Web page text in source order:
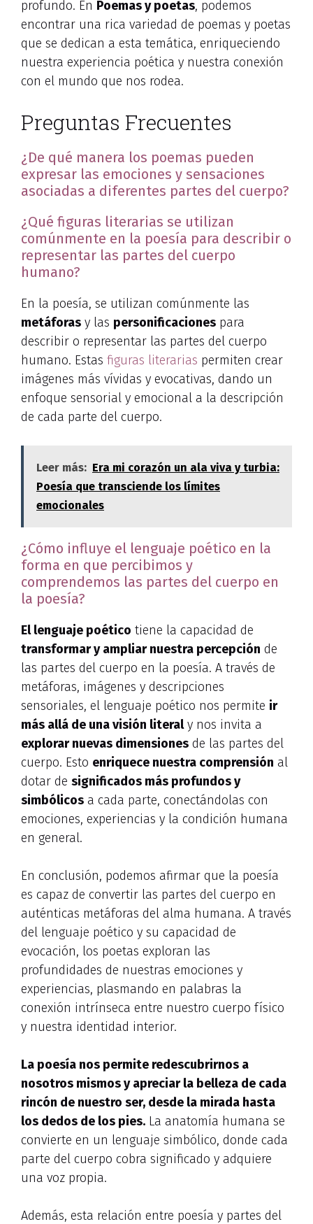
profundo. En Poemas y poetas, podemos
encontrar una rica variedad de poemas y poetas
que se dedican a esta temática, enriqueciendo
nuestra experiencia poética y nuestra conexión
con el mundo que nos rodea.
Preguntas Frecuentes
¿De qué manera los poemas pueden
expresar las emociones y sensaciones
asociadas a diferentes partes del cuerpo?
¿Qué figuras literarias se utilizan
comúnmente en la poesía para describir o
representar las partes del cuerpo
humano?
En la poesía, se utilizan comúnmente las
metáforas y las personificaciones para
describir o representar las partes del cuerpo
humano. Estas figuras literarias permiten crear
imágenes más vívidas y evocativas, dando un
enfoque sensorial y emocional a la descripción
de cada parte del cuerpo.
Leer más: Era mi corazón un ala viva y turbia:
Poesía que transciende los límites
emocionales
¿Cómo influye el lenguaje poético en la
forma en que percibimos y
comprendemos las partes del cuerpo en
la poesía?
El lenguaje poético tiene la capacidad de
transformar y ampliar nuestra percepción de
las partes del cuerpo en la poesía. A través de
metáforas, imágenes y descripciones
sensoriales, el lenguaje poético nos permite ir
más allá de una visión literaly nos invita a
explorar nuevas dimensiones de las partes del
cuerpo. Esto enriquece nuestra comprensión al
dotar de significados más profundos y
simbólicos a cada parte, conectándolas con
emociones, experiencias y la condición humana
en general.
En conclusión, podemos afirmar que la poesía
es capaz de convertir las partes del cuerpo en
auténticas metáforas del alma humana. A través
del lenguaje poético y su capacidad de
evocación, los poetas exploran las
profundidades de nuestras emociones y
experiencias, plasmando en palabras la
conexión intrínseca entre nuestro cuerpo físico
y nuestra identidad interior.
La poesía nos permite redescubrirnos a
nosotros mismos y apreciar la belleza de cada
rincón de nuestro ser, desde la mirada hasta
los dedos de los pies. La anatomía humana se
convierte en un lenguaje simbólico, donde cada
parte del cuerpo cobra significado y adquiere
una voz propia.
Además, esta relación entre poesía y partes del